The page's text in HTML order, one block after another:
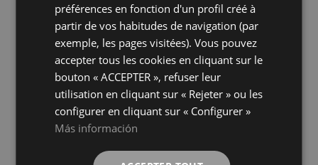
couleurs ROBLE couleurs
+ 6
couleurs
Portobello Fresno
120X60
+ 1
Portobello Roble
+ 3
préférences en fonction d'un profil créé à
partir de vos habitudes de navigation (par
exemple, les pages visitées). Vous pouvez
accepter tous les cookies en cliquant sur le
bouton « ACCEPTER », refuser leur
utilisation en cliquant sur « Rejeter » ou les
configurer en cliquant sur « Configurer »
Más información